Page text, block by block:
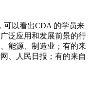
可以看出CDA 的学员来
泛应用和发展前景的行
能源、制造业；有的来
、人民日报；有的来自